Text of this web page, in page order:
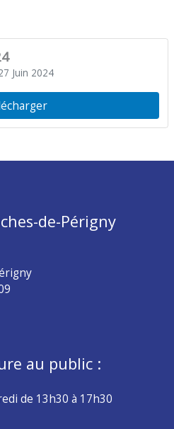
Juin 2024
de-Périgny
au public :
de 13h30 à 17h30